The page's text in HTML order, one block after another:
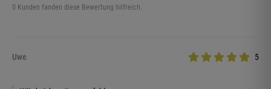
0 Kunden fanden diese Bewertung hilfreich.
Uwe 5